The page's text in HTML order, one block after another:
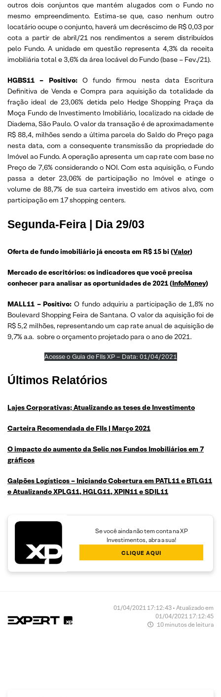
outros dois conjuntos que mantém alugados com o Fundo no
mesmo empreendimento. Estima-se que, caso nenhum outro
locatário ocupe o conjunto, haverá um decréscimo de R$ 0,03 por
cota a partir de abril/21 nos rendimentos a serem distribuídos
pelo Fundo. A unidade em questão representa 4,3% da receita
imobiliária total e 3,6% da área locável do Fundo (base – Fev./21).
HGBS11 – Positivo:O fundo firmou nesta data Escritura
Definitiva de Venda e Compra para aquisição da totalidade da
fração ideal de 23,06% detida pelo Hedge Shopping Praça da
Moça Fundo de Investimento Imobiliário, localizado na cidade de
Diadema, São Paulo. O valor da transação é de aproximadamente
R$ 88,4, milhões sendo a última parcela do Saldo do Preço paga
nesta data, com a consequente transmissão da propriedade do
Imóvel ao Fundo. A operação apresenta um cap rate com base no
Preço de 7,6% considerando o NOI. Com esta aquisição, o Fundo
passa a deter 23,06% de participação no Imóvel e atinge o
volume de 88,7% de sua carteira investido em ativos alvo, com
participação em 17 shopping centers.
Segunda-Feira | Dia 29/03
Oferta de fundo imobiliário já encosta em R$ 15 bi (Valor)
Mercado de escritórios: os indicadores que você precisa
conhecer para analisar as oportunidades de 2021 (InfoMoney)
MALL11 – Positivo:O fundo adquiriu a participação de 1,8% no
Boulevard Shopping Feira de Santana. O valor da aquisição foi de
R$ 5,2 milhões, representando um cap rate anual de aquisição de
9,7% a.a. sobre o orçamento projetado para o ano de 2021.
Acesse o Guia de FIIs XP – Data: 01/04/2021
Últimos Relatórios
Lajes Corporativas; Atualizando as teses de Investimento
Carteira Recomendada de FIIs | Março 2021
O impacto do aumento da Selic nos Fundos Imobiliários em 7
gráficos
Galpões Logísticos – Iniciando Cobertura em PATL11 e BTLG11
e Atualizando XPLG11, HGLG11, XPIN11 e SDIL11
Se você ainda não tem conta na XP
Investimentos, abra a sua!
CLIQUE AQUI
01/04/2021 17:12:43 • Atualizado em
01/04/2021 17:12:45
10 minutos de leitura